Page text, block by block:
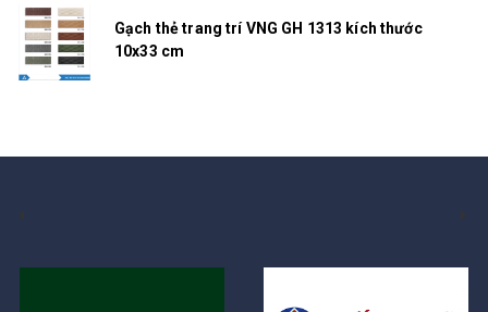
Gạch thẻ trang trí VNG GH 1313 kích thước
10x33 cm